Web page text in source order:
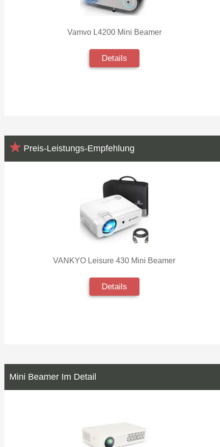
Vamvo L4200 Mini Beamer
Details
Preis-Leistungs-Empfehlung
VANKYO Leisure 430 Mini Beamer
Details
Mini Beamer Im Detail